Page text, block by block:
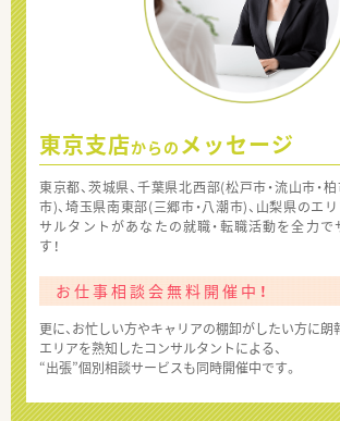
東京支店からの メッセージ
東京都、茨城県、千葉県北西部(松戸市・流山市・柏
市)、埼玉県南東部(三郷市・八潮市)、山梨県のエ
サルタントがあなたの就職・転職活動を全力
す！
お仕事相談会無料開催中！
更に、お忙しい方やキャリアの棚卸がしたい方に朗
エリアを熟知したコンサルタントによる、
“出張”個別相談サービスも同時開催中です。